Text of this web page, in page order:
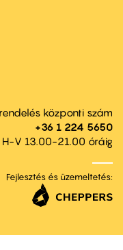
központi szám
+36 1 224 5650
H-V 13.00-21.00 óráig
Fejlesztés és üzemeltetés: